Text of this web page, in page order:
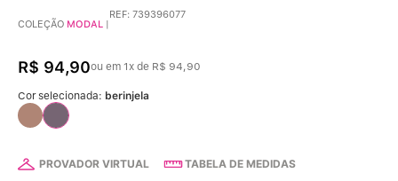
COLEÇÃO MODAL |
REF: 739396077
R$ 94,90ou em 1x de R$ 94,90
Cor selecionada: berinjela
PROVADOR VIRTUAL TABELA DE MEDIDAS
Sutiã Bojo
5º Calcinha Algodão